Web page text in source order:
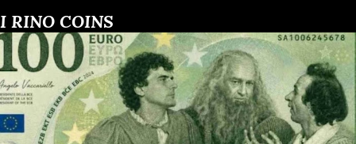
I RINO COINS